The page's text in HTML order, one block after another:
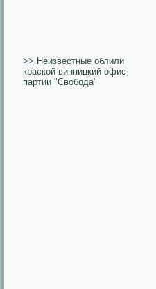
>> Неизвестные облили
краской винницкий офис
партии "Свобода"